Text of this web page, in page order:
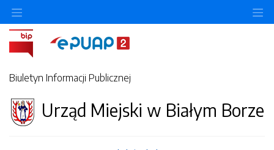
Biuletyn Informacji Publicznej
Urząd Miejski w Białym Borze